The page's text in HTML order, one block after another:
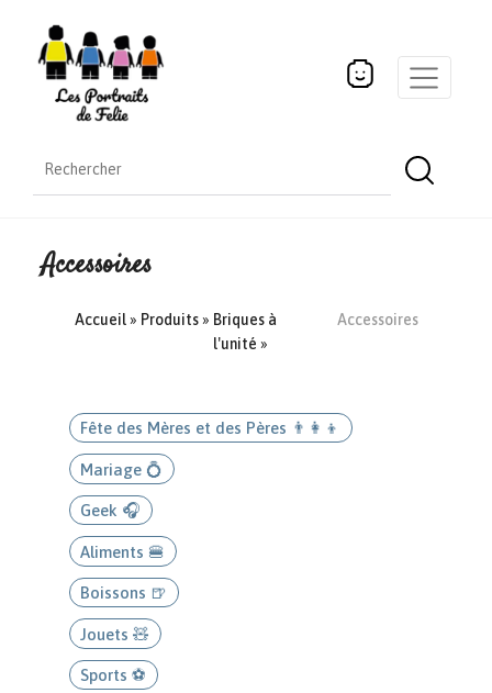
Accessoires
Accueil» Produits» Briques à
l'unité »
Accessoires
Fête des Mères et des Pères 👨‍👩‍👦
Mariage 💍
Geek 🎧
Aliments 🍔
Boissons 🍺
Jouets 🧸
Sports ⚽